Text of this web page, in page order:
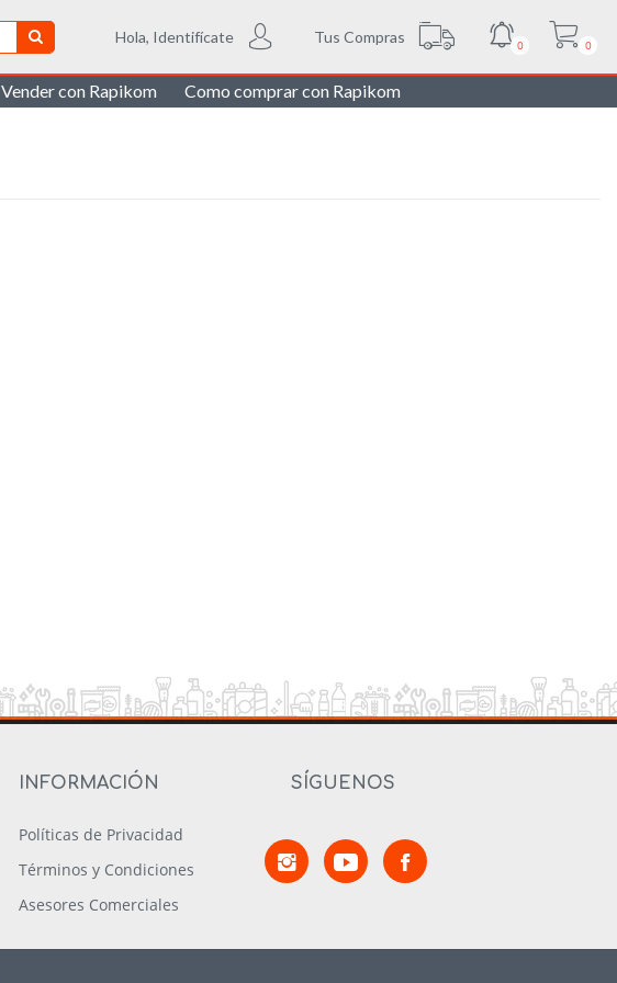
Hola, Identifícate Tus Compras 0 0
Vender con Rapikom Como comprar con Rapikom
INFORMACIÓN
Políticas de Privacidad
Términos y Condiciones
Asesores Comerciales
SÍGUENOS